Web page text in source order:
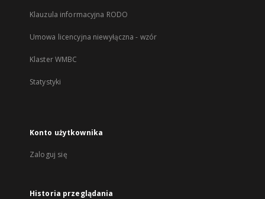
Klauzula informacyjna RODO
Umowa licencyjna niewyłączna - wzór
Klaster WMBC
Statystyki
Konto użytkownika
Zaloguj się
Historia przeglądania